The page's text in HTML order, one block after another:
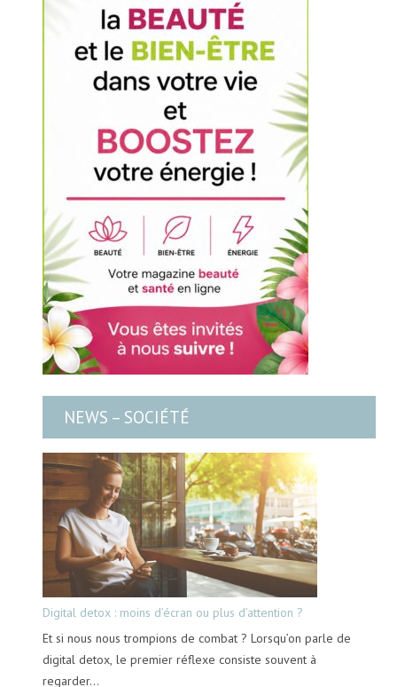
NEWS – SOCIÉTÉ
Digital detox : moins d’écran ou plus d’attention ?
Et si nous nous trompions de combat ? Lorsqu’on parle de
digital detox, le premier réflexe consiste souvent à
regarder…